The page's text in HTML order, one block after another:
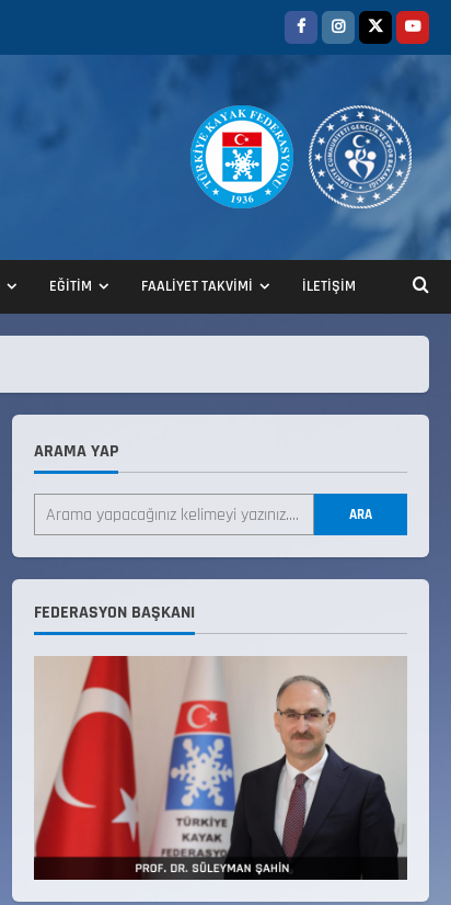
EĞİTİM FAALİYET TAKVİMİ İLETİŞİM
ARAMA YAP
ARA
FEDERASYON BAŞKANI
2
ANALİG TEKERLEKLİ KAYAK
3
TÜRKİYE ŞAMPİYONASI GÖREVLİ
LİSTESİ
Teknik Kurul ve Alt Kurul
Üyelerimiz Belirlendi
18 Temmuz 2026
5
KAYAKLI KOŞU VE BİATHLON
3.KADEME ANTRENÖRLÜK KURSU
DUYURUSU
12 Temmuz 2026
Millî Savunma Bakanlığı Kara,